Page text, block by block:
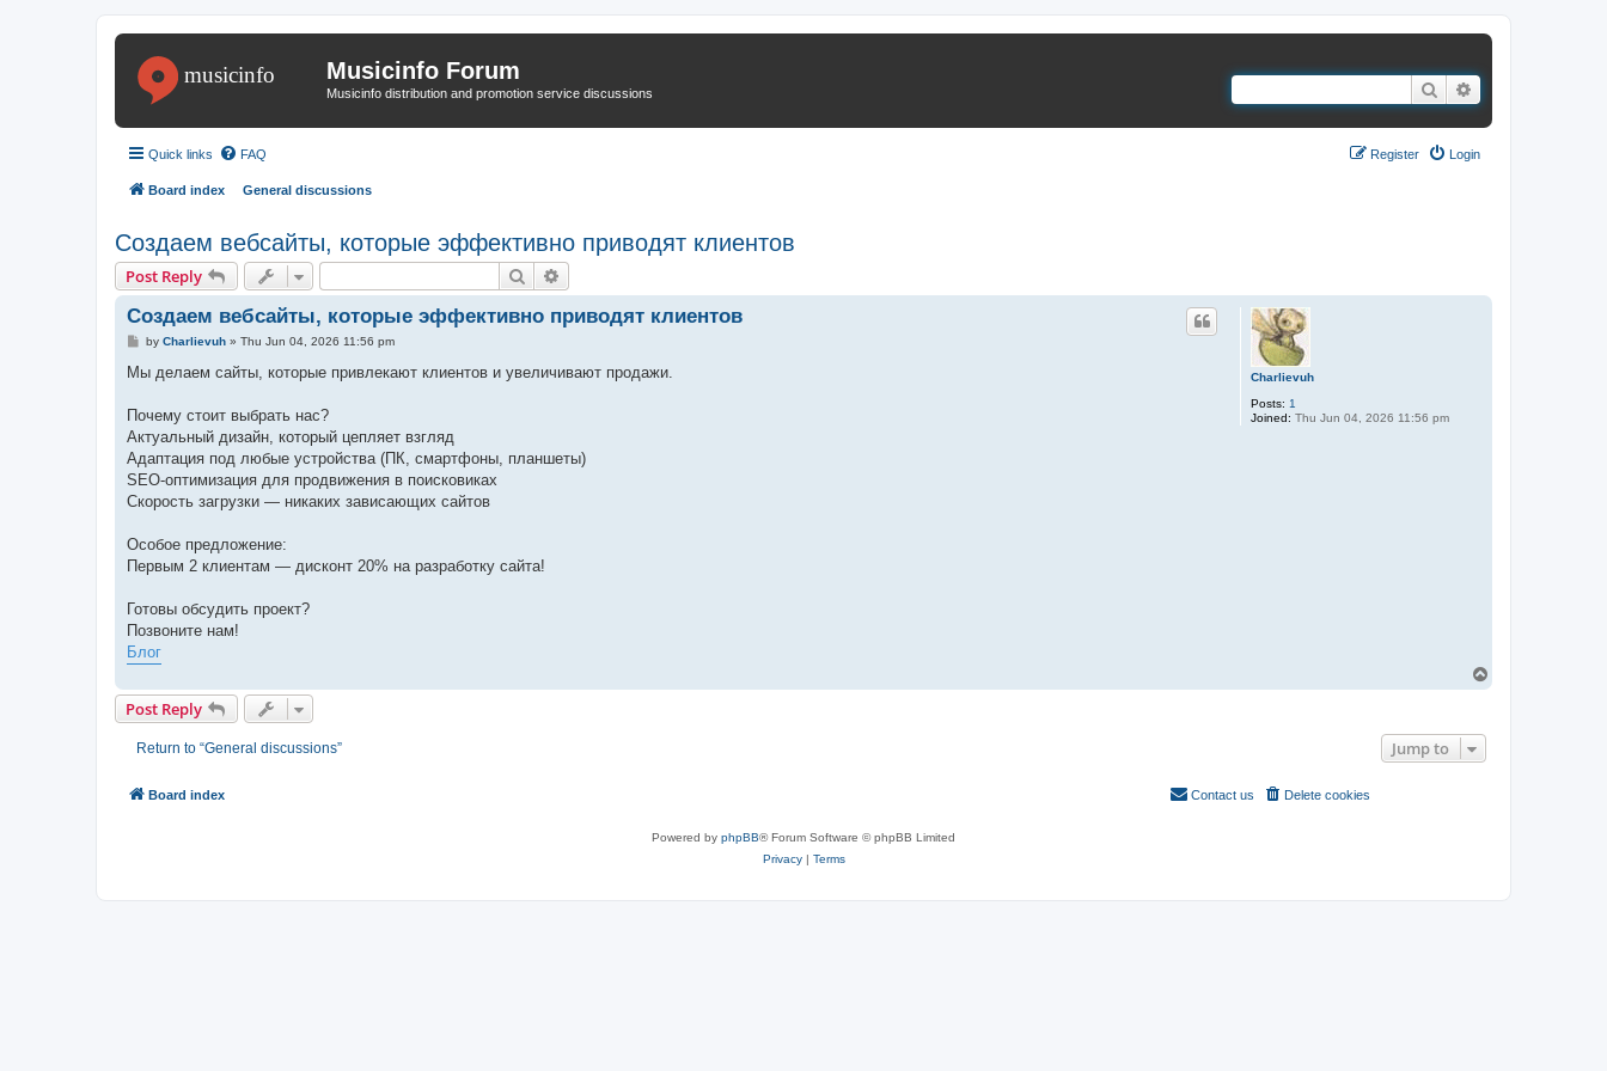
Musicinfo Forum
Musicinfo distribution and promotion service discussions Search
Quick links FAQ Login
Register
Board index General discussions
Создаем вебсайты, которые эффективно приводят клиентов
Post Reply Search
Charlievuh
Posts: 1
Joined: Thu Jun 04, 2026 11:56 pm
Создаем вебсайты, которые эффективно приводят клиентов
P
s
by Charlievuh» Thu Jun 04, 2026 11:56 pm
Мы делаем сайты, которые привлекают клиентов и увеличивают продажи.
Почему стоит выбрать нас?
Актуальный дизайн, который цепляет взгляд
Адаптация под любые устройства (ПК, смартфоны, планшеты)
SEO-оптимизация для продвижения в поисковиках
Скорость загрузки — никаких зависающих сайтов
Особое предложение:
Первым 2 клиентам — дисконт 20% на разработку сайта!
Готовы обсудить проект?
Позвоните нам!
Блог
Post Reply
Return to “General discussions” Jump to
Board index Delete cookies
Contact us
Powered by phpBB® Forum Software © phpBB Limited
Privacy| Terms